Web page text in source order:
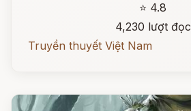
⭐ 4.8
4,230 lượt đọc
Truyền thuyết Việt Nam